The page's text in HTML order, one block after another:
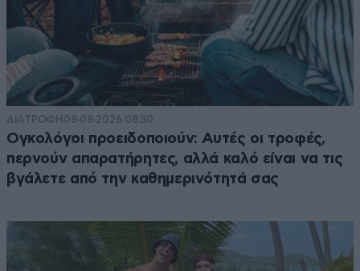
ΔΙΑΤΡΟΦΗ 08·08·2026 08:30
Ογκολόγοι προειδοποιούν: Αυτές οι τροφές,
περνούν απαρατήρητες, αλλά καλό είναι να τις
βγάλετε από την καθημερινότητά σας